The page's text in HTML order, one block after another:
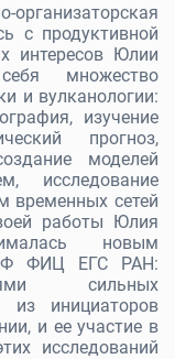
с продуктивной
интересов Юлии
множество
и вулканологии:
изучение
прогноз,
моделей
исследование
временных сетей
работы Юлия
новым
ФИЦ ЕГС РАН:
сильных
из инициаторов
и ее участие в
исследований